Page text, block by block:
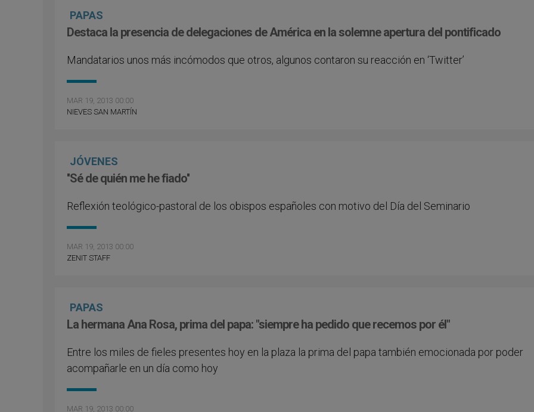
PAPAS
Destaca la presencia de delegaciones de América en la solemne apertura del pontificado
Mandatarios unos más incómodos que otros, algunos contaron su reacción en ‘Twitter’
MAR 19, 2013 00:00
NIEVES SAN MARTÍN
JÓVENES
''Sé de quién me he fiado''
Reflexión teológico-pastoral de los obispos españoles con motivo del Día del Seminario
MAR 19, 2013 00:00
ZENIT STAFF
PAPAS
La hermana Ana Rosa, prima del papa: "siempre ha pedido que recemos por él"
Entre los miles de fieles presentes hoy en la plaza la prima del papa también emocionada por poder
acompañarle en un día como hoy
MAR 19, 2013 00:00